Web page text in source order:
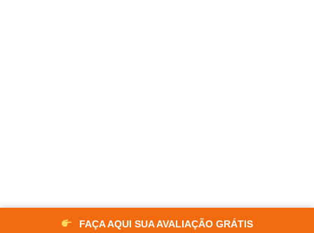
FAÇA AQUI SUA AVALIAÇÃO GRÁTIS